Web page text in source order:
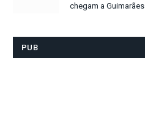
chegam a Guimarães
PUB